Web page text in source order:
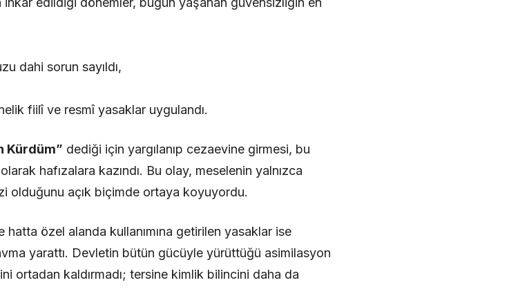
dahi sorun sayıldı,
fiilî ve resmî yasaklar uygulandı.
Kürdüm” dediği için yargılanıp cezaevine girmesi, bu
hafızalara kazındı. Bu olay, meselenin yalnızca
olduğunu açık biçimde ortaya koyuyordu.
özel alanda kullanımına getirilen yasaklar ise
yarattı. Devletin bütün gücüyle yürüttüğü asimilasyon
ortadan kaldırmadı; tersine kimlik bilincini daha da